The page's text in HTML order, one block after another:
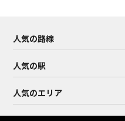
人気の路線
人気の駅
人気のエリア